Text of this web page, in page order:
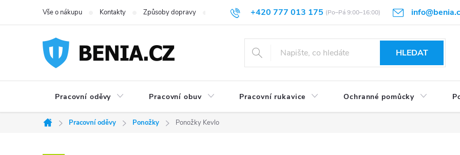
+420 777 013 175
Vše o nákupu Kontakty Způsoby dopravy Možnosti vrácení Velikostní tabulky Hodnocení obchodu Články
HLEDAT
Pracovní oděvy Pracovní obuv Pracovní rukavice Ochranné pomůcky
Domů
Pracovní oděvy Ponožky Ponožky Kevlo